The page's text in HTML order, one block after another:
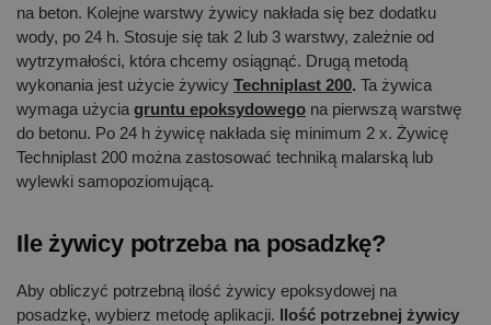
na beton. Kolejne warstwy żywicy nakłada się bez dodatku
wody, po 24 h. Stosuje się tak 2 lub 3 warstwy, zależnie od
wytrzymałości, która chcemy osiągnąć. Drugą metodą
wykonania jest użycie żywicy Techniplast 200. Ta żywica
wymaga użycia gruntu epoksydowego na pierwszą warstwę
do betonu. Po 24 h żywicę nakłada się minimum 2 x. Żywicę
Techniplast 200 można zastosować techniką malarską lub
wylewki samopoziomującą.
Ile żywicy potrzeba na posadzkę?
Aby obliczyć potrzebną ilość żywicy epoksydowej na
posadzkę, wybierz metodę aplikacji. Ilość potrzebnej żywicy